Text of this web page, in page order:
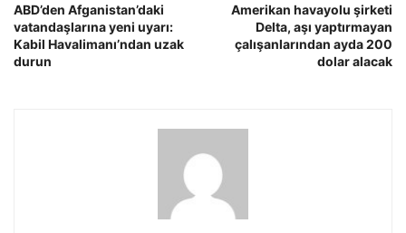
ABD’den Afganistan’daki
vatandaşlarına yeni uyarı:
Kabil Havalimanı’ndan uzak
durun
Amerikan havayolu şirketi
Delta, aşı yaptırmayan
çalışanlarından ayda 200
dolar alacak